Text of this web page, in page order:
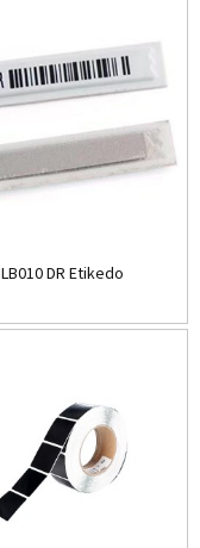
LB010 DR Etikedo